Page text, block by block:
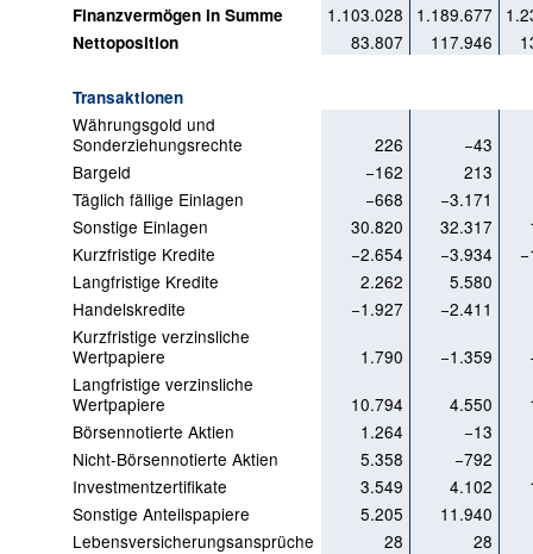
Finanzvermögen in Summe 1.103.028 1.189.677
Nettoposition 83.807 117.946
Transaktionen
Währungsgold und
Sonderziehungsrechte
226
−43
Bargeld
−162
213
Täglich fällige Einlagen
−668
−3.171
Sonstige Einlagen
30.820 32.317
Kurzfristige Kredite
−2.654 −3.934
Langfristige Kredite
2.262
5.580
Handelskredite
−1.927
−2.411
Kurzfristige verzinsliche
Wertpapiere
1.790 −1.359
Langfristige verzinsliche
Wertpapiere
10.794 4.550
Börsennotierte Aktien
1.264
−13
Nicht-Börsennotierte Aktien
5.358
−792
Investmentzertifikate
3.549 4.102
Sonstige Anteilspapiere
5.205
11.940
Lebensversicherungsansprüche
28
28